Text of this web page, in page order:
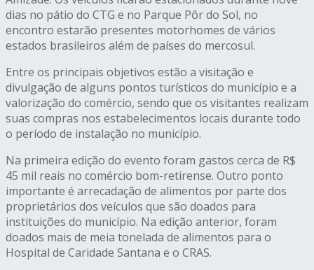
dias no pátio do CTG e no Parque Pôr do Sol, no
encontro estarão presentes motorhomes de vários
estados brasileiros além de países do mercosul.
Entre os principais objetivos estão a visitação e
divulgação de alguns pontos turísticos do município e a
valorização do comércio, sendo que os visitantes realizam
suas compras nos estabelecimentos locais durante todo
o período de instalação no município.
Na primeira edição do evento foram gastos cerca de R$
45 mil reais no comércio bom-retirense. Outro ponto
importante é arrecadação de alimentos por parte dos
proprietários dos veículos que são doados para
instituições do município. Na edição anterior, foram
doados mais de meia tonelada de alimentos para o
Hospital de Caridade Santana e o CRAS.